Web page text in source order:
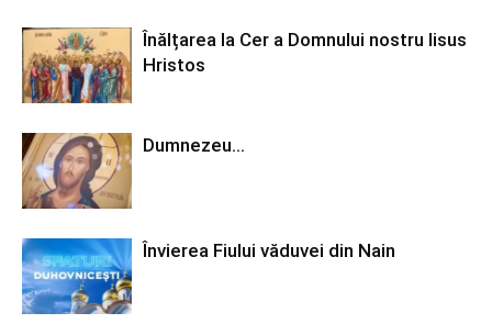
Înălțarea la Cer a Domnului nostru Iisus
Hristos
Dumnezeu…
Învierea Fiului văduvei din Nain